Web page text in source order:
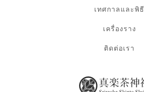
เทศกาลและพิธี
เครื่องราง
ติดต่อเรา